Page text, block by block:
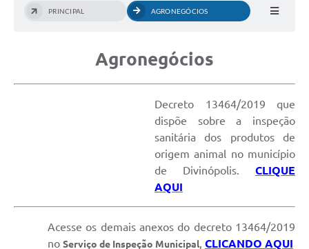
PRINCIPAL AGRONEGÓCIOS
Agronegócios
Decreto 13464/2019 que
dispõe sobre a inspeção
sanitária dos produtos de
origem animal no município
de Divinópolis. CLIQUE
AQUI
Acesse os demais anexos do decreto 13464/2019
no Serviço de Inspeção Municipal, CLICANDO AQUI